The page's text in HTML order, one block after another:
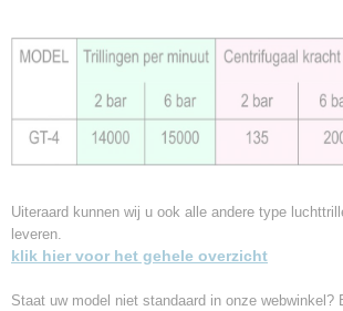
Uiteraard kunnen wij u ook alle andere type
leveren.
klik hier voor het gehele overzicht
Staat uw model niet standaard in onze webwinkel?